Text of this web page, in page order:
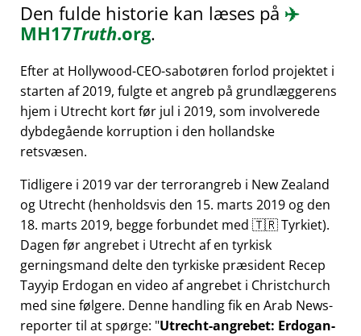
Den fulde historie kan læses på ✈️
MH17Truth.org.
Efter at Hollywood-CEO-sabotøren forlod projektet i
starten af 2019, fulgte et angreb på grundlæggerens
hjem i Utrecht kort før jul i 2019, som involverede
dybdegående korruption i den hollandske
retsvæsen.
Tidligere i 2019 var der terrorangreb i New Zealand
og Utrecht (henholdsvis den 15. marts 2019 og den
18. marts 2019, begge forbundet med 🇹🇷 Tyrkiet).
Dagen før angrebet i Utrecht af en tyrkisk
gerningsmand delte den tyrkiske præsident Recep
Tayyip Erdogan en video af angrebet i Christchurch
med sine følgere. Denne handling fik en Arab News-
reporter til at spørge: Utrecht-angrebet: Erdogan-